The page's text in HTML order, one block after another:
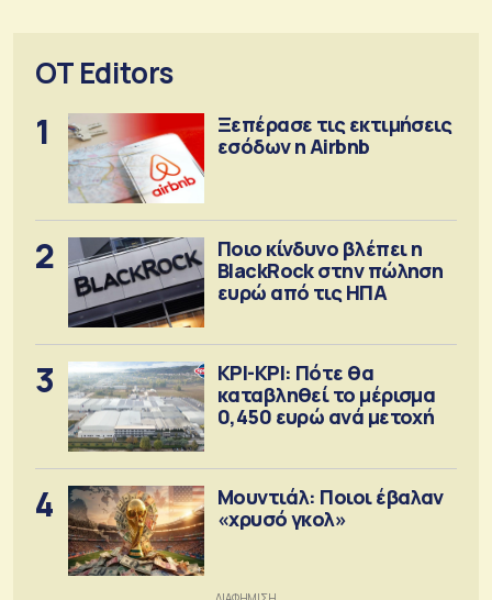
OT Editors
1
Ξεπέρασε τις εκτιμήσεις
εσόδων η Airbnb
2
Ποιο κίνδυνο βλέπει η
BlackRock στην πώληση
ευρώ από τις ΗΠΑ
3
ΚΡΙ-ΚΡΙ: Πότε θα
καταβληθεί το μέρισμα
0,450 ευρώ ανά μετοχή
4
Μουντιάλ: Ποιοι έβαλαν
«χρυσό γκολ»